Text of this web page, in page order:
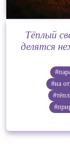
Тёплый
делятся
#на